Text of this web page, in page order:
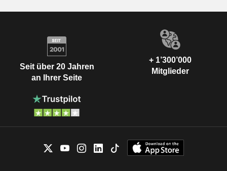
Seit über 20 Jahren
an Ihrer Seite
+ 1’300’000
Mitglieder